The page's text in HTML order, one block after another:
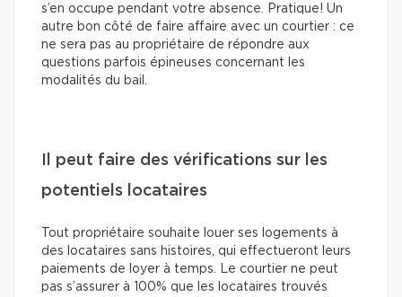
s’en occupe pendant votre absence. Pratique! Un
autre bon côté de faire affaire avec un courtier : ce
ne sera pas au propriétaire de répondre aux
questions parfois épineuses concernant les
modalités du bail.
Il peut faire des vérifications sur les
potentiels locataires
Tout propriétaire souhaite louer ses logements à
des locataires sans histoires, qui effectueront leurs
paiements de loyer à temps. Le courtier ne peut
pas s’assurer à 100% que les locataires trouvés